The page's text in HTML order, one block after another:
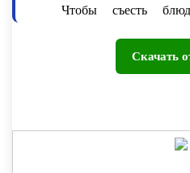
Чтобы съесть
Ничего не горит, не
стану действовать
Тем более, бежать не
Скачать